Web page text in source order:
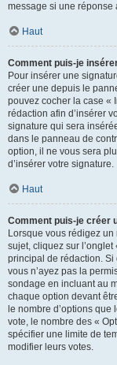
message si une réponse
Haut
Comment puis-je
Pour insérer une
créer une depuis le
pouvez cocher la case «
rédaction afin d’insérer
signature qui sera
dans le panneau de
option, il ne vous sera
d’insérer votre signature.
Haut
Comment puis-je créer
Lorsque vous rédigez
sujet, cliquez sur
principal de rédaction. Si
vous n’ayez pas la
sondage en incluant au
chaque option devant
le nombre d’options
vote, le nombre des «
spécifier une limite de
modifier leurs votes.